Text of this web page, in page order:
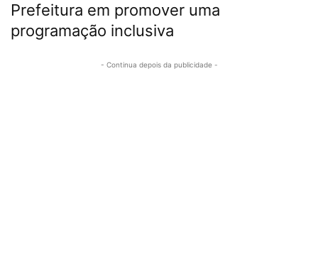
Prefeitura em promover uma
programação inclusiva
- Continua depois da publicidade -